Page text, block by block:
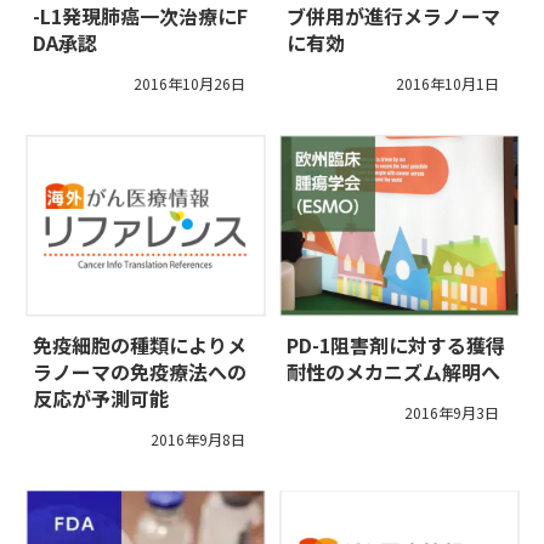
-L1発現肺癌一次治療にF
DA承認
2016年10月26日
ブ併用が進行メラノーマ
に有効
2016年10月1日
免疫細胞の種類によりメ
ラノーマの免疫療法への
反応が予測可能
2016年9月8日
PD-1阻害剤に対する獲得
耐性のメカニズム解明へ
2016年9月3日